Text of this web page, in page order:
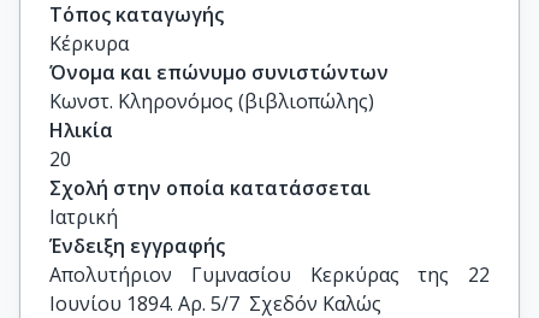
Τόπος καταγωγής
Κέρκυρα
Όνομα και επώνυμο συνιστώντων
Κωνστ. Κληρονόμος (βιβλιοπώλης)
Ηλικία
20
Σχολή στην οποία κατατάσσεται
Ιατρική
Ένδειξη εγγραφής
Απολυτήριον Γυμνασίου Κερκύρας της 22
Ιουνίου 1894. Αρ. 5/7  Σχεδόν Καλώς